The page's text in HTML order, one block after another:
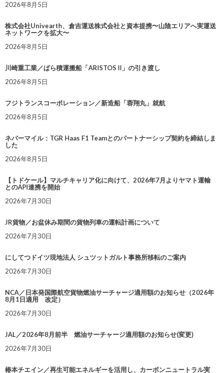
2026年8月5日
株式会社Univearth、倉吉運送株式会社と資本提携〜山陰エリアへ実運送
ネットワークを拡大〜
2026年8月5日
川崎重工業／ばら積運搬船「ARISTOS II」の引き渡し
2026年8月5日
フジトランスコーポレーション／新造船「蓉翔丸」就航
2026年8月5日
ネバーマイル：TGR Haas F1 Teamとのパートナーシップ契約を締結しま
した
2026年8月5日
【トドケール】マルチキャリア化に向けて、2026年7月よりヤマト運輸
とのAPI連携を開始
2026年7月30日
JR貨物／お盆休み期間の貨物列車の運転計画について
2026年7月30日
にしてつドイツ現地法人 シュツットガルト事務所移転のご案内
2026年7月30日
NCA／日本発国際航空貨物燃油サーチャージ適用額のお知らせ（2026年
8月1日適用 改定）
2026年7月30日
JAL／2026年8月前半 燃油サーチャージ適用額のお知らせ(変更)
2026年7月30日
椿本チエイン／再生可能エネルギーを活用し、カーボンニュートラル実